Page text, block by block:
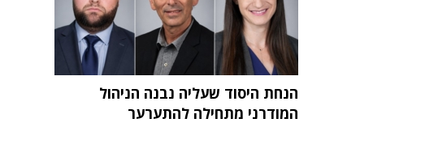
הנחת היסוד שעליה נבנה הניהול
המודרני מתחילה להתערער